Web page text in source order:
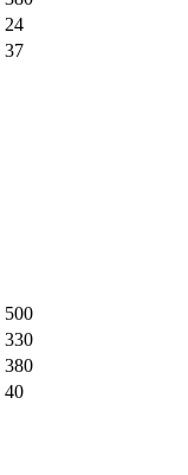
24
37
500
330
380
40